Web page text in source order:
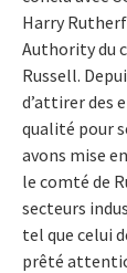
Harry
Authority du
Russell.
d’attirer des
qualité pour
avons mise
le comté de
secteurs
tel que celui
prêté